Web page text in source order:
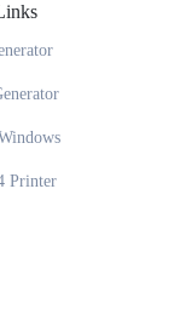
Printer